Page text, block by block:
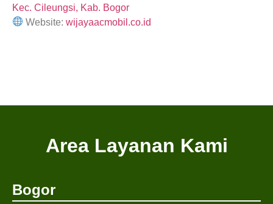
Kec. Cileungsi, Kab. Bogor
Website:wijayaacmobil.co.id
Area Layanan Kami
Bogor